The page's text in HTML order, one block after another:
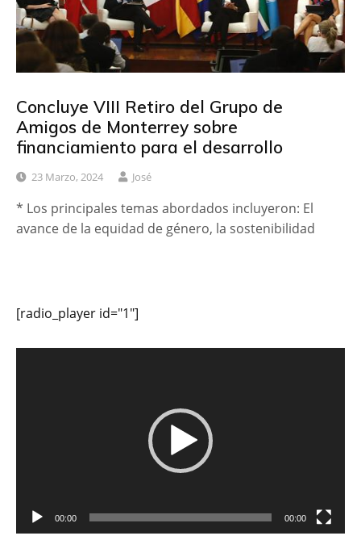
Concluye VIII Retiro del Grupo de
Amigos de Monterrey sobre
financiamiento para el desarrollo
23 Marzo, 2024 José
* Los principales temas abordados incluyeron: El
avance de la equidad de género, la sostenibilidad
[radio_player id="1"]
00:00 00:00